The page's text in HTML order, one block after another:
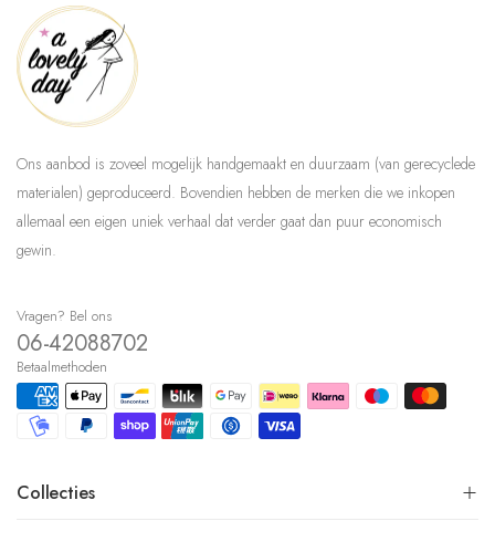
Ons aanbod is zoveel mogelijk handgemaakt en duurzaam (van gerecyclede
materialen) geproduceerd. Bovendien hebben de merken die we inkopen
allemaal een eigen uniek verhaal dat verder gaat dan puur economisch
gewin.
Vragen? Bel ons
06-42088702
Betaalmethoden
Collecties